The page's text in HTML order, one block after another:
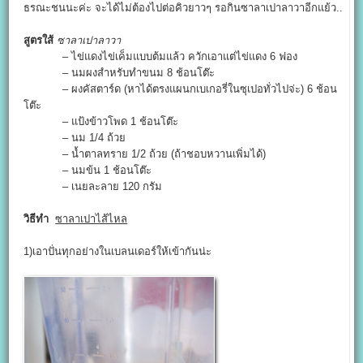
ธรณะชนนะค่ะ จะได้ไม่ต้องไปต่อคิวยาวๆ รอกินซาลาเปาลาวาอีกแย้ว..
สูตรใส้ ซาลาเปาลาวา
– ไข่แดงไข่เค็มแบบต้มแล้ว ควักเอาแต่ไข่แดง 6 ฟอง
– นมผงสำหรับทำขนม 8 ช้อนโต๊ะ
– ผงคัสตาร์ด (หาได้ตรงแผนกเบเกอรี่ในซุเปอทั่วไปจ่ะ) 6 ช้อน
โต๊ะ
– แป้งข้าวโพด 1 ช้อนโต๊ะ
– นม 1/4 ถ้วย
– น้ำตาลทราย 1/2 ถ้วย (ถ้าชอบหวานเพิ่มได้)
– นมข้น 1 ช้อนโต๊ะ
– เนยละลาย 120 กรัม
วิธีทำซาลาเปาไส้ไหล
1)เอาปั่นทุกอย่างในเบลนเดอร์ให้เข้ากันน่ะ